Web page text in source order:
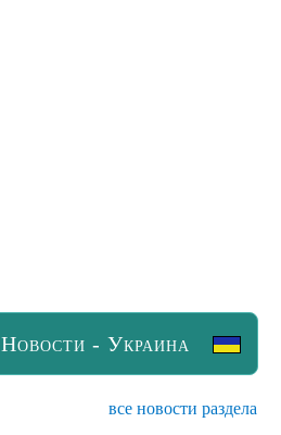
Новости - Украина
все новости раздела